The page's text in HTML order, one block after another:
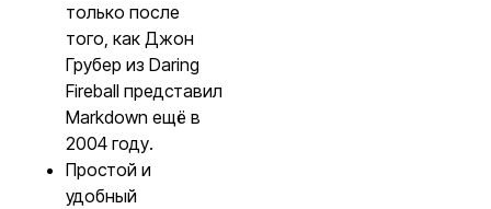
только после
того, как Джон
Грубер из Daring
Fireball представил
Markdown ещё в
2004 году.
Простой и
удобный